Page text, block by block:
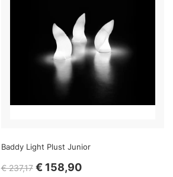
Baddy Light Plust Junior
€ 237,17 € 158,90